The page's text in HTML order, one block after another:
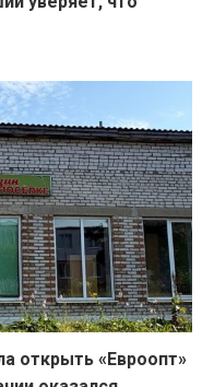
открыть «Евроопт»